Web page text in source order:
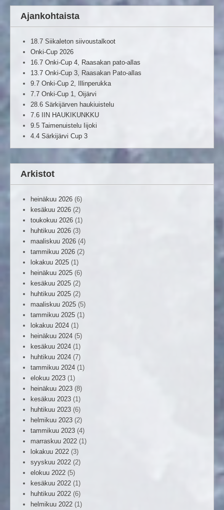
Ajankohtaista
18.7 Siikaleton siivoustalkoot
Onki-Cup 2026
16.7 Onki-Cup 4, Raasakan pato-allas
13.7 Onki-Cup 3, Raasakan Pato-allas
9.7 Onki-Cup 2, Illinperukka
7.7 Onki-Cup 1, Oijärvi
28.6 Särkijärven haukiuistelu
7.6 IIN HAUKIKUNKKU
9.5 Taimenuistelu Iijoki
4.4 Särkijärvi Cup 3
Arkistot
heinäkuu 2026 (6)
kesäkuu 2026 (2)
toukokuu 2026 (1)
huhtikuu 2026 (3)
maaliskuu 2026 (4)
tammikuu 2026 (2)
lokakuu 2025 (1)
heinäkuu 2025 (6)
kesäkuu 2025 (2)
huhtikuu 2025 (2)
maaliskuu 2025 (5)
tammikuu 2025 (1)
lokakuu 2024 (1)
heinäkuu 2024 (5)
kesäkuu 2024 (1)
huhtikuu 2024 (7)
tammikuu 2024 (1)
elokuu 2023 (1)
heinäkuu 2023 (8)
kesäkuu 2023 (1)
huhtikuu 2023 (6)
helmikuu 2023 (2)
tammikuu 2023 (4)
marraskuu 2022 (1)
lokakuu 2022 (3)
syyskuu 2022 (2)
elokuu 2022 (5)
kesäkuu 2022 (1)
huhtikuu 2022 (6)
helmikuu 2022 (1)